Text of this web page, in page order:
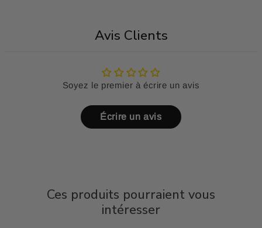
Avis Clients
Soyez le premier à écrire un avis
Écrire un avis
Ces produits pourraient vous
intéresser